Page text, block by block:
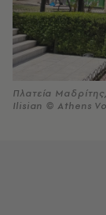
Πλατεία
Ilisian © Athens